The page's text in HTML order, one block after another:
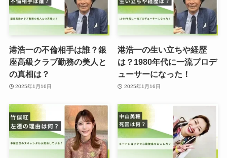
港浩一の不倫相手は誰？銀
座高級クラブ勤務の美人と
の真相は？
2025年1月16日
港浩一の生い立ちや経歴
は？1980年代に一流プロデ
ューサーになった！
2025年1月16日